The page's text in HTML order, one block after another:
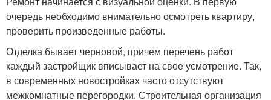
очередь необходимо внимательно осмотреть квартиру,
проверить произведенные работы.
Отделка бывает черновой, причем перечень работ
каждый застройщик вписывает на свое усмотрение. Так,
в современных новостройках часто отсутствуют
межкомнатные перегородки. Строительная организация